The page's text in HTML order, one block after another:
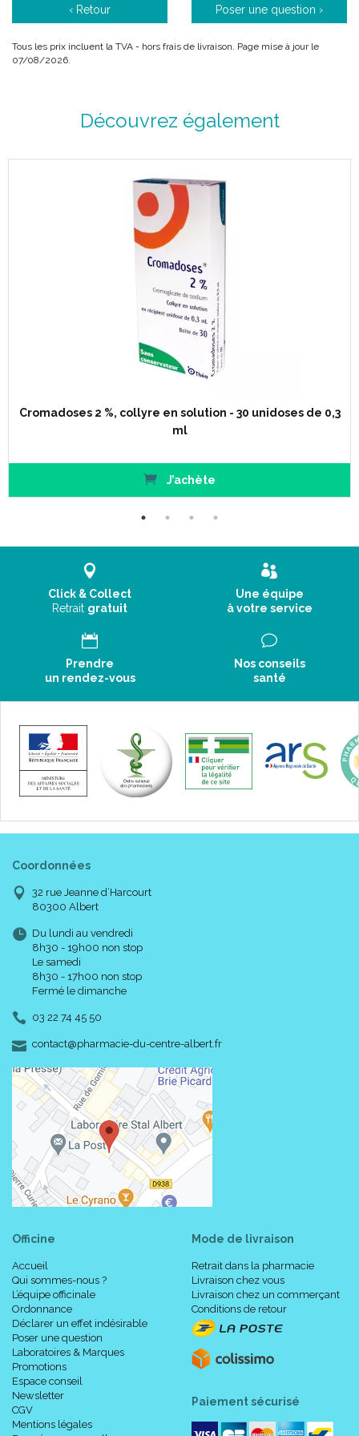
‹ Retour Poser une question ›
Tous les prix incluent la TVA - hors frais de livraison. Page mise à jour le
07/08/2026.
Découvrez également
Cromadoses 2 %, collyre en solution - 30 unidoses de 0,3
ml
J’achète
Click & Collect
Retrait gratuit
Une équipe
à votre service
Prendre
un rendez-vous
Nos conseils
santé
Coordonnées
32 rue Jeanne d’Harcourt
80300 Albert
Du lundi au vendredi
8h30 - 19h00 non stop
Le samedi
8h30 - 17h00 non stop
Fermé le dimanche
03 22 74 45 50
contact-
@-
pharmacie-du-centre-albert.fr
Officine
Accueil
Qui sommes-nous ?
L’équipe officinale
Ordonnance
Déclarer un effet indésirable
Poser une question
Laboratoires & Marques
Promotions
Espace conseil
Newsletter
CGV
Mentions légales
Mode de livraison
Retrait dans la pharmacie
Livraison chez vous
Livraison chez un commerçant
Conditions de retour
Paiement sécurisé